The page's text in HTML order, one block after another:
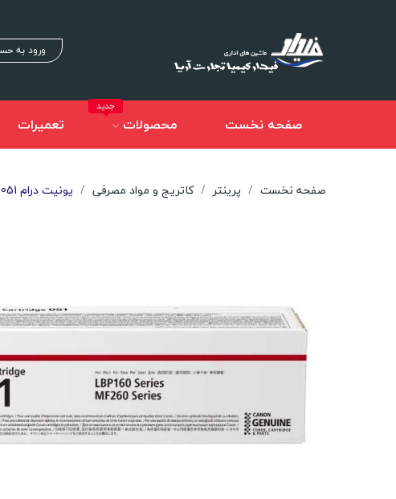
ورود به
صفحه نخست محصولات
جدید
تعمیرات
صفحه نخست پرینتر کاتریج و مواد مصرفی یونیت درام Canon 051